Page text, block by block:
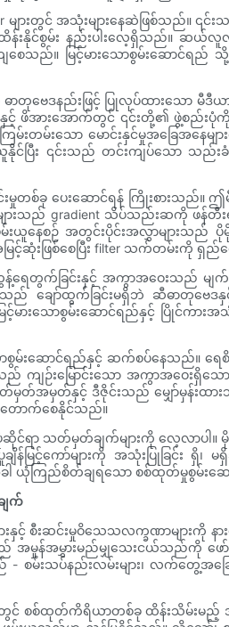
ျားတွင် အသုံးများနေဆဲဖြစ်သည်။ ၎
မှုန့်ထိန်းနိုင်စွမ်း နည်းပါးလေ့ရှိသည်
စေသည်။ မြင့်မားသောစွမ်းဆော
တုဗေဒနည်းဖြင့် ပြုလုပ်ထားသော မီဒီ
နှင့် ဖိအားအောက်တွင် ၎င်းတို့၏ ဖွဲ့စည်း
းသော မောင်းနှင်မှုအခြေအနေမျ
နိုင်ပြီး ၎င်းသည် တင်းကျပ်သော သည်
တစ်ခု ပေးဆောင်ရန် ကြိုးစားသည်။ ဤ
များသည် gradient သိပ်သည်းဆကို
ယူနေစဉ် အတွင်းပိုင်းအလွှာများသ
ြင့်ဆုံးဖြစ်စေပြီး filter သက်တမ်းကို ရှ
က်ခြင်းနှင့် အကွာအဝေးသည် မျက်နှ
းသည် ချော်ထွက်ခြင်းမရှိဘဲ ဆီဓာတုဗ
င့်မားသောစွမ်းဆောင်ရည်နှင့် ပြိုင်ကာ
စွမ်းဆောင်ရည်နှင့် ဆက်စပ်နေသည်။
ကျဉ်းမြောင်းသော အကွာအဝေးရှိ
မှတ်အမှတ်နှင့် ဒီဇိုင်းသည် မျှော်မှန်
တောက်စေနိုင်သည်။
တ်မှတ်ချက်များကို လေ့လာပါ။ မိုက်
ြင့်ကော်များကို အသုံးပြုခြင်း ရှိ၊
ကြည်စိတ်ချရသော စစ်ထုတ်မှုစွမ်းဆေ
ျက်
စီးဆင်းမှုဝိသေသလက္ခဏာများကို န
မှုန်အမွှားမည်မျှသေးငယ်သည်ကို ဖော်
- စမ်းသပ်နည်းလမ်းများ၊ လက်တွေ့
စစ်ထုတ်ကိရိယာတစ်ခု ထိန်းသိမ်းမည့်